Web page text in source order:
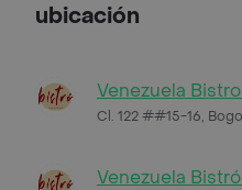
ubicación
Venezuela
Cl. 122 ##15-16,
Venezuela